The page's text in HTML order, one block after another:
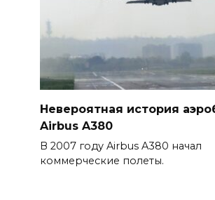
Невероятная история
Airbus A380
В 2007 году Airbus A380 начал
коммерческие полеты.